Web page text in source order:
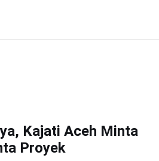
Kajati Aceh Minta
Proyek